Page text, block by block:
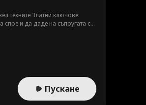
техните Златни ключове:
спре и да даде на съпругата си
Пускане